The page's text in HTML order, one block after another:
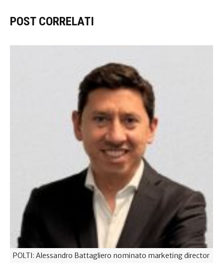
POST CORRELATI
POLTI: Alessandro Battagliero nominato marketing director